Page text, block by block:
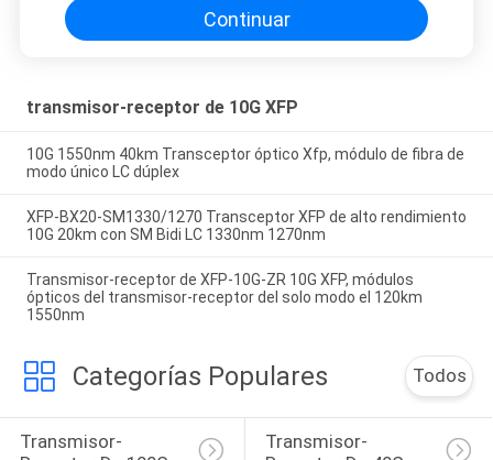
Continuar
transmisor-receptor de 10G XFP
10G 1550nm 40km Transceptor óptico Xfp, módulo de fibra de
modo único LC dúplex
XFP-BX20-SM1330/1270 Transceptor XFP de alto rendimiento
10G 20km con SM Bidi LC 1330nm 1270nm
Transmisor-receptor de XFP-10G-ZR 10G XFP, módulos
ópticos del transmisor-receptor del solo modo el 120km
1550nm
Categorías Populares Todos
Transmisor-
Transmisor-